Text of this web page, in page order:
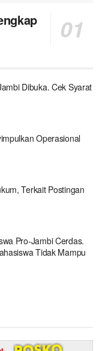
Dibuka. Cek Syarat
Operasional
Terkait Postingan
Pro-Jambi Cerdas.
Tidak Mampu